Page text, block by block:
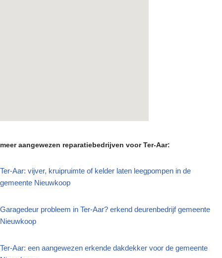
meer aangewezen reparatiebedrijven voor Ter-Aar:
Ter-Aar: vijver, kruipruimte of kelder laten leegpompen in de
gemeente Nieuwkoop
Garagedeur probleem in Ter-Aar? erkend deurenbedrijf gemeente
Nieuwkoop
Ter-Aar: een aangewezen erkende dakdekker voor de gemeente